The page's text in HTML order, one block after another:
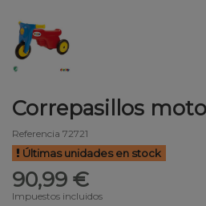
Correpasillos
Referencia 72721
Últimas unidades en stock
90,99 €
Impuestos incluidos